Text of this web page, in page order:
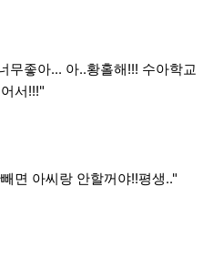
무좋아... 아..황홀해!!! 수아학교
서!!!"
면 아씨랑 안할꺼야!!평생.."